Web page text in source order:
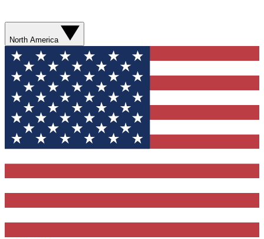
North America